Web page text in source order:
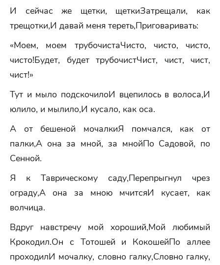
И сейчас же щетки, щеткиЗатрещали, как
трещотки,И давай меня тереть,Приговаривать:
«Моем, моем трубочистаЧисто, чисто, чисто,
чисто!Будет, будет трубочистЧист, чист, чист,
чист!»
Тут и мыло подскочилоИ вцепилось в волоса,И
юлило, и мылило,И кусало, как оса.
А от бешеной мочалкиЯ помчался, как от
палки,А она за мной, за мнойПо Садовой, по
Сенной.
Я к Таврическому саду,Перепрыгнул чрез
ограду,А она за мною мчитсяИ кусает, как
волчица.
Вдруг навстречу мой хороший,Мой любимый
Крокодил.Он с Тотошей и КокошейПо аллее
проходилИ мочалку, словно галку,Словно галку,